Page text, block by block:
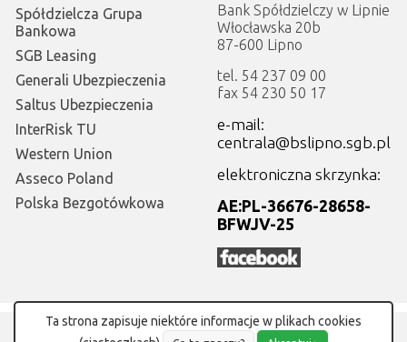
Spółdzielcza Grupa
Bankowa
SGB Leasing
Generali Ubezpieczenia
Saltus Ubezpieczenia
InterRisk TU
Western Union
Asseco Poland
Polska Bezgotówkowa
Bank Spółdzielczy w Lipnie
Włocławska 20b
87-600 Lipno
tel. 54 237 09 00
fax 54 230 50 17
e-mail:
centrala@bslipno.sgb.pl
elektroniczna skrzynka:
AE:PL-36676-28658-
BFWJV-25
Bank Spółdzielczy w Lipnie Projekt i wykonanie:
Ta strona zapisuje niektóre informacje w plikach cookies